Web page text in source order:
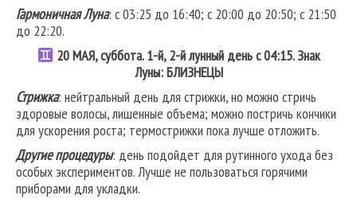
Гармоничная Луна: с 03:25 до 16:40; с 20:00 до 20:50; с 21:50
до 22:20.
20 МАЯ, суббота. 1-й, 2-й лунный день с 04:15. Знак
Луны: БЛИЗНЕЦЫ
Стрижка: нейтральный день для стрижки, но можно стричь
здоровые волосы, лишенные объема; можно постричь кончики
для ускорения роста; термострижки пока лучше отложить.
Другие процедуры: день подойдет для рутинного ухода без
особых экспериментов. Лучше не пользоваться горячими
приборами для укладки.